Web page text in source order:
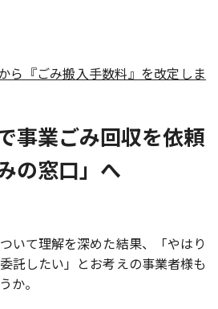
ら『ごみ搬入手数料』を改定しま
事業ごみ回収を依頼
の窓口」へ
いて理解を深めた結果、「やはり
託したい」とお考えの事業者様も
か。